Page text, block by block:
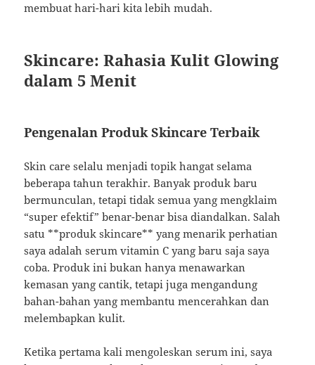
membuat hari-hari kita lebih mudah.
Skincare: Rahasia Kulit Glowing
dalam 5 Menit
Pengenalan Produk Skincare Terbaik
Skin care selalu menjadi topik hangat selama
beberapa tahun terakhir. Banyak produk baru
bermunculan, tetapi tidak semua yang mengklaim
“super efektif” benar-benar bisa diandalkan. Salah
satu **produk skincare** yang menarik perhatian
saya adalah serum vitamin C yang baru saja saya
coba. Produk ini bukan hanya menawarkan
kemasan yang cantik, tetapi juga mengandung
bahan-bahan yang membantu mencerahkan dan
melembapkan kulit.
Ketika pertama kali mengoleskan serum ini, saya